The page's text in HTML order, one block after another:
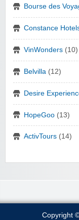
Bourse des
Constance
VinWonders (10)
Belvilla (12)
Desire
HopeGoo (13)
ActivTours (14)
Copyright